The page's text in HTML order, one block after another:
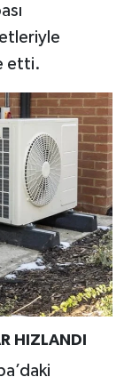
etti.
HIZLANDI